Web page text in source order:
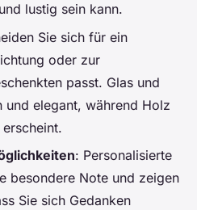
lustig sein kann.
Sie sich für ein
oder zur
passt. Glas und
und elegant, während Holz
: Personalisierte
besondere Note und zeigen
Sie sich Gedanken